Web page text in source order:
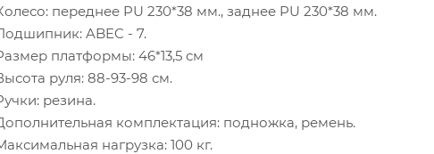
переднее PU 230*38 мм., заднее PU 230*38 мм.
ABEC - 7.
платформы: 46*13,5 см
руля: 88-93-98 см.
резина.
комплектация: подножка, ремень.
нагрузка: 100 кг.